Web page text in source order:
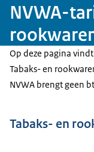
NVWA-
Op deze pagina
Tabaks- en
NVWA brengt geen
Tabaks- en